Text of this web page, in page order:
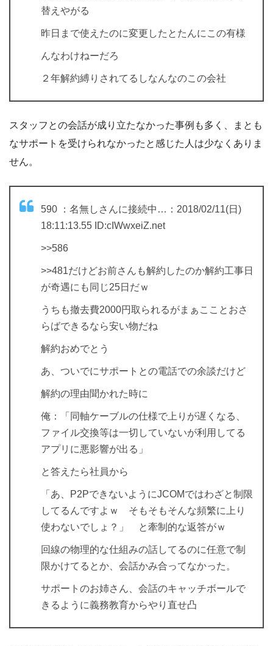
替えやがる
昨日まで使えたのに変更したとたんにこの有様
んなわけねーだろ
２年解約縛りされてるしなんなのこの会社
スタッフとの会話が成り立たなかった事例も多く、まとも
なサポートを受けられなかったと感じた人は少なくありま
せん。
590 ：名無しさんに接続中…：2018/02/11(日)
18:11:13.55 ID:cIWwxeiZ.net
>>586
>>481だけどお前さんも解約したのか解約工事日
が奇遇にも同じ25日だｗ
うちも撤去費2000円取られるがまぁこことおさ
らばできるなら安い物だね
解約おめでとう
あ、ついでにサポートとの電話での余談だけど
解約の理由聞かれた時に
俺：「同軸ケーブルの仕様で上りが遅くなる、
ファイル交換等は一切していないが利用してる
アプリに悪影響が出る」
と答えたら社員から
「あ、P2PできないようにJCOMではわざと制限
してるんですよｗ そもそもそんな頻繁に上り
使わないでしょ？」 と牽制的な返答がｗ
回線の物理的な仕組みの話してるのに任意で制
限かけてるとか、会話かみ合ってなかった。
サポートのお姉さん、会話のキャッチボールで
きるように義務教育からやり直せ凸